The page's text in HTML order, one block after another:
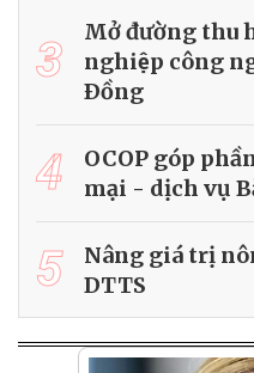
3
Mở đường thu
nghiệp công
Ðồng
4
OCOP góp
mại - dịch vụ
5
Nâng giá trị
DTTS